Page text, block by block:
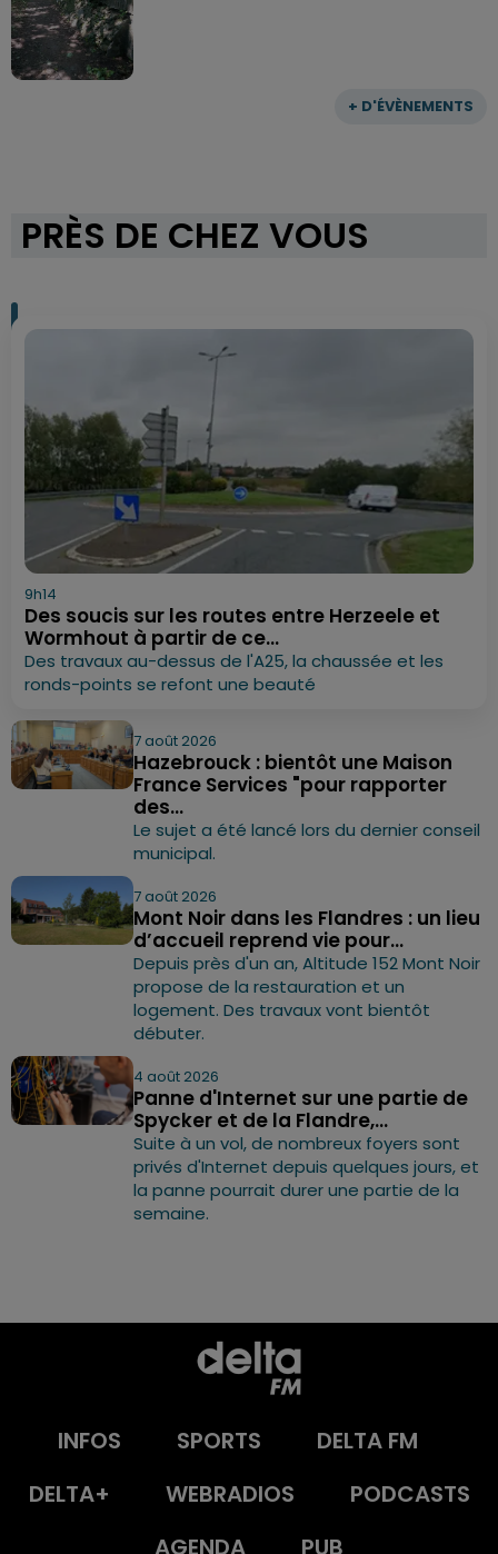
+ D'ÉVÈNEMENTS
PRÈS DE CHEZ VOUS
9h14
Des soucis sur les routes entre Herzeele et
Wormhout à partir de ce...
Des travaux au-dessus de l'A25, la chaussée et les
ronds-points se refont une beauté
7 août 2026
Hazebrouck : bientôt une Maison
France Services "pour rapporter
des...
Le sujet a été lancé lors du dernier conseil
municipal.
7 août 2026
Mont Noir dans les Flandres : un lieu
d’accueil reprend vie pour...
Depuis près d'un an, Altitude 152 Mont Noir
propose de la restauration et un
logement. Des travaux vont bientôt
débuter.
4 août 2026
Panne d'Internet sur une partie de
Spycker et de la Flandre,...
Suite à un vol, de nombreux foyers sont
privés d'Internet depuis quelques jours, et
la panne pourrait durer une partie de la
semaine.
INFOS SPORTS
DELTA FM
DELTA+
WEBRADIOS
PODCASTS